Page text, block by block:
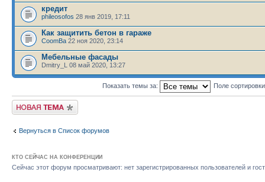
кредит
phileosofos 28 янв 2019, 17:11
Как защитить бетон в гараже
CoomBa 22 ноя 2020, 23:14
Мебельные фасады
Dmitry_L 08 май 2020, 13:27
Показать темы за: Поле
Новая тема
Вернуться в Список форумов
КТО СЕЙЧАС НА КОНФЕРЕНЦИИ
Сейчас этот форум просматривают: нет зарегистрированных пользователей и